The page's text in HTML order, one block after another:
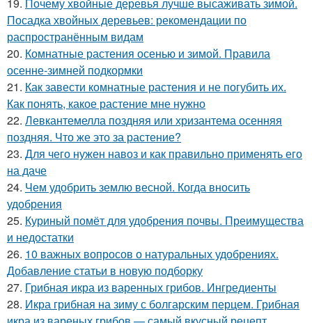
Посадка хвойных деревьев: рекомендации по
распространённым видам
20. Комнатные растения осенью и зимой. Правила
осенне-зимней подкормки
21. Как завести комнатные растения и не погубить их.
Как понять, какое растение мне нужно
22. Левкантемелла поздняя или хризантема осенняя
поздняя. Что же это за растение?
23. Для чего нужен навоз и как правильно применять его
на даче
24. Чем удобрить землю весной. Когда вносить
удобрения
25. Куриный помёт для удобрения почвы. Преимущества
и недостатки
26. 10 важных вопросов о натуральных удобрениях.
Добавление статьи в новую подборку
27. Грибная икра из варенных грибов. Ингредиенты
28. Икра грибная на зиму с болгарским перцем. Грибная